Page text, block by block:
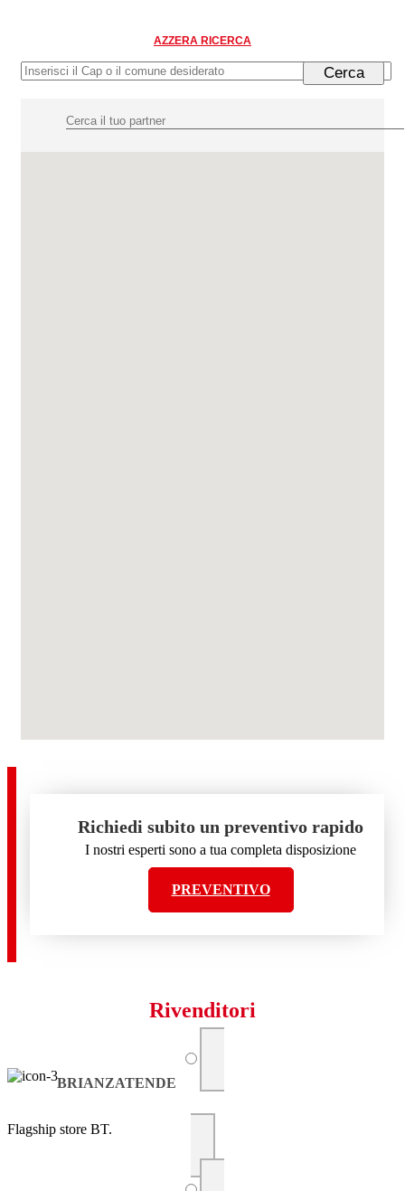
AZZERA RICERCA
Richiedi subito un preventivo rapido
I nostri esperti sono a tua completa disposizione
PREVENTIVO
Rivenditori
BRIANZATENDE
Flagship store BT.